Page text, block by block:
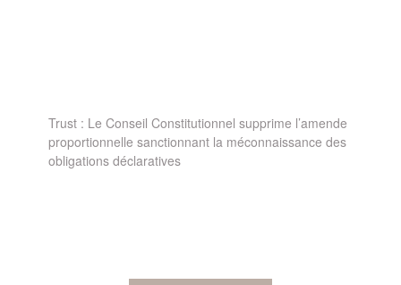
Trust : Le Conseil Constitutionnel supprime l’amende
proportionnelle sanctionnant la méconnaissance des
obligations déclaratives